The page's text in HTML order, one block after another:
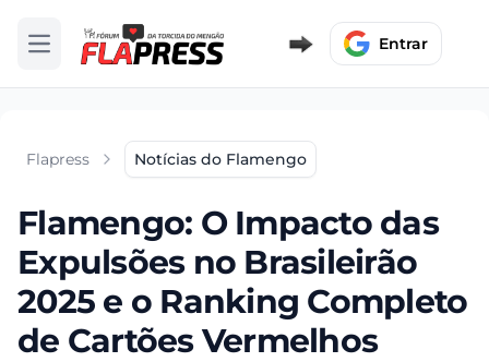
Abrir menu Entrar
Flapress Notícias do Flamengo
Flamengo: O Impacto das
Expulsões no Brasileirão
2025 e o Ranking Completo
de Cartões Vermelhos